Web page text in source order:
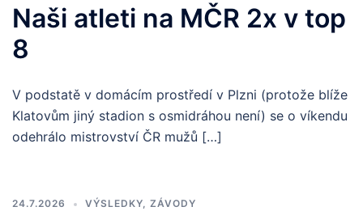
Naši atleti na MČR 2x v top
8
V podstatě v domácím prostředí v Plzni (protože blíže
Klatovům jiný stadion s osmidráhou není) se o víkendu
odehrálo mistrovství ČR mužů […]
24.7.2026 VÝSLEDKY, ZÁVODY